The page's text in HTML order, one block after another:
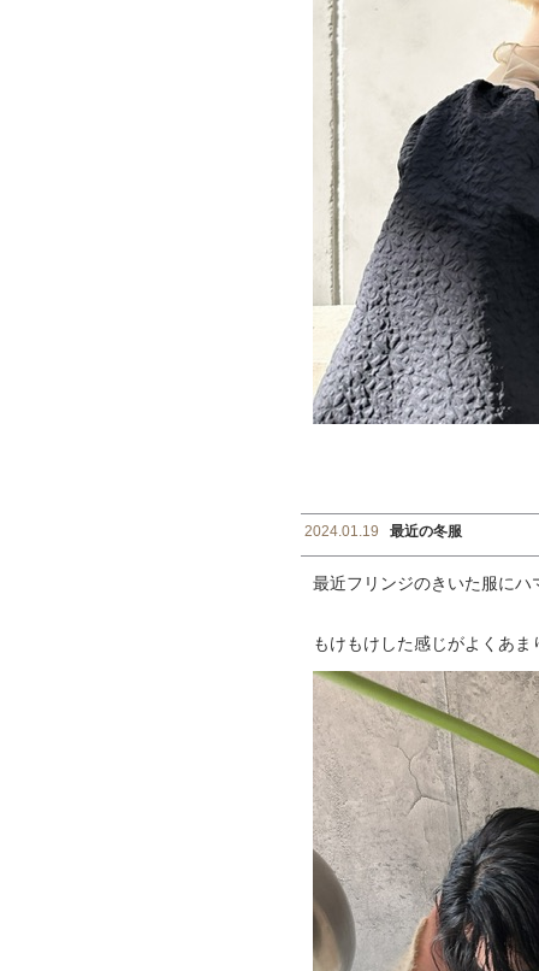
2024.01.19 最近の冬服
最近フリンジのきいた服にハ
もけもけした感じがよくあ